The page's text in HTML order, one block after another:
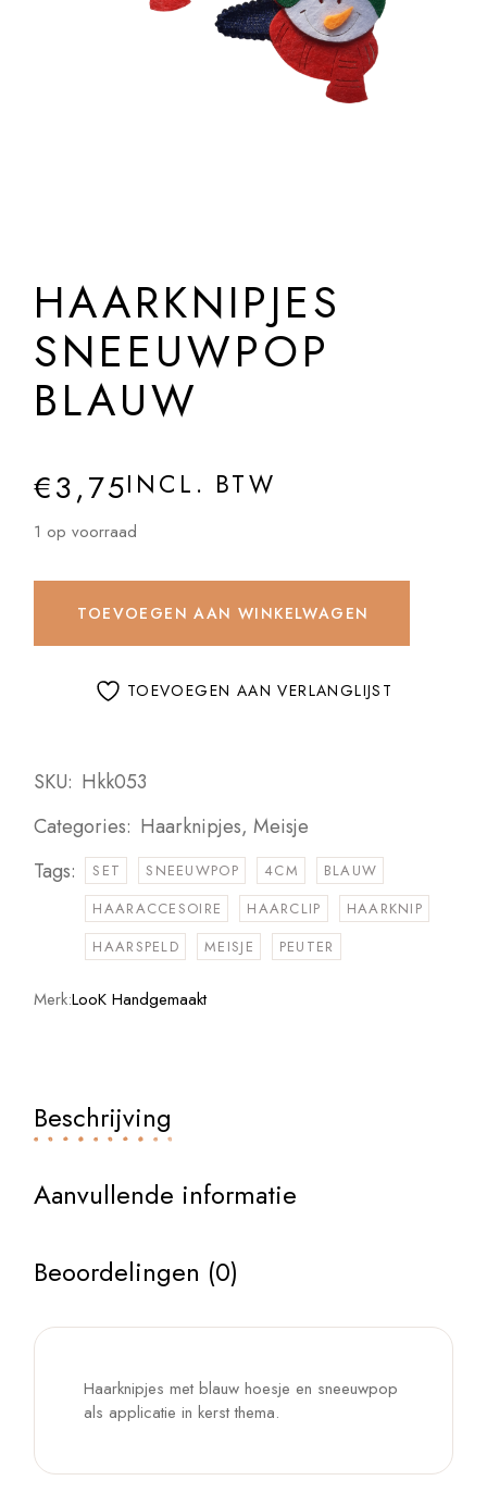
HAARKNIPJES
SNEEUWPOP
BLAUW
€3,75INCL. BTW
1 op voorraad
TOEVOEGEN AAN WINKELWAGEN
TOEVOEGEN AAN VERLANGLIJST
SKU: Hkk053
Categories: Haarknipjes,Meisje
Tags:
SET SNEEUWPOP 4CM
BLAUW
HAARACCESOIRE
HAARCLIP
HAARKNIP
HAARSPELD
MEISJE PEUTER
Merk:LooK Handgemaakt
Beschrijving
Aanvullende informatie
Beoordelingen (0)
Haarknipjes met blauw hoesje en sneeuwpop
als applicatie in kerst thema.